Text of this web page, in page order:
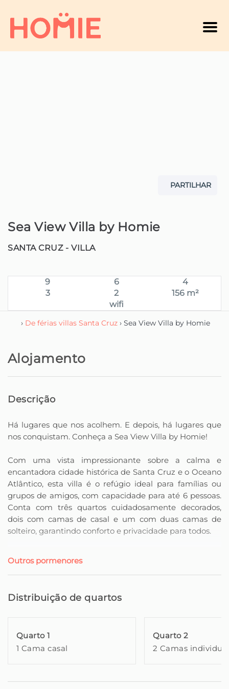
Menú
PARTILHAR
Sea View Villa by Homie
SANTA CRUZ -VILLA
9 6
4
3
2
156 m²
wifi
› De férias villas Santa Cruz› Sea View Villa by Homie
Alojamento
Descrição
Há lugares que nos acolhem. E depois, há lugares que
nos conquistam. Conheça a Sea View Villa by Homie!
Com uma vista impressionante sobre a calma e
encantadora cidade histórica de Santa Cruz e o Oceano
Atlântico, esta villa é o refúgio ideal para famílias ou
grupos de amigos, com capacidade para até 6 pessoas.
Conta com três quartos cuidadosamente decorados,
dois com camas de casal e um com duas camas de
solteiro, garantindo conforto e privacidade para todos.
estar, perfeita para relaxar após um dia de descobertas.
A cozinha totalmente equipada permite preparar desde
villa dispõe ainda de duas casas de banho modernas. A
contemplando o mar e o pôr-do-sol, tornando cada
instante inesquecível.
e pelo infinito azul do Atlântico, criando um cenário
Outros pormenores
Distribuição de quartos
Quarto 1
1 Cama casal
Quarto 2
2 Camas